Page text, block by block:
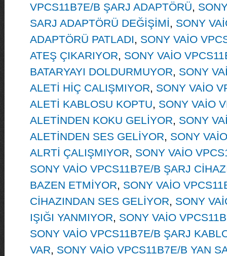
VPCS11B7E/B ŞARJ ADAPTÖRÜ,
SARJ ADAPTÖRÜ DEĞİŞİMİ, SONY
ADAPTÖRÜ PATLADI, SONY VAİO
ATEŞ ÇIKARIYOR, SONY VAİO
BATARYAYI DOLDURMUYOR, SONY
ALETİ HİÇ CALIŞMIYOR, SONY VAİO
ALETİ KABLOSU KOPTU, SONY VAİO
ALETİNDEN KOKU GELİYOR, SONY
ALETİNDEN SES GELİYOR, SONY
ALRTİ ÇALIŞMIYOR, SONY VAİO
SONY VAİO VPCS11B7E/B ŞARJ
BAZEN ETMİYOR, SONY VAİO
CİHAZINDAN SES GELİYOR, SONY
IŞIĞI YANMIYOR, SONY VAİO
SONY VAİO VPCS11B7E/B ŞARJ
VAR, SONY VAİO VPCS11B7E/B YAN